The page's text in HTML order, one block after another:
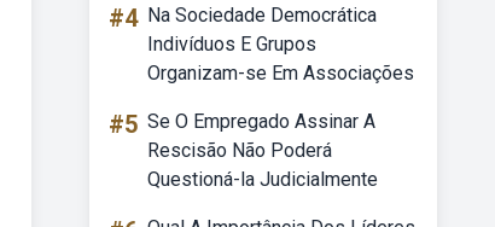
#4 Na Sociedade Democrática
Indivíduos E Grupos
Organizam-se Em Associações
#5 Se O Empregado Assinar A
Rescisão Não Poderá
Questioná-la Judicialmente